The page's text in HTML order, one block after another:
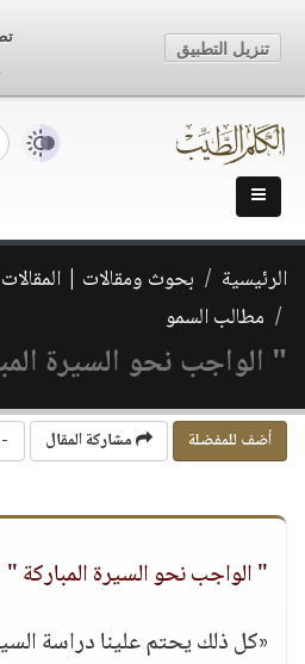
الرئيسية بحوث ومقالات | المقالات
مطالب السمو
" الواجب نحو السيرة
أضف للمفضلة مشاركة المقال -
" الواجب نحو السيرة المباركة "
«كل ذلك يحتم علينا دراسة
تنزيل التطبيق